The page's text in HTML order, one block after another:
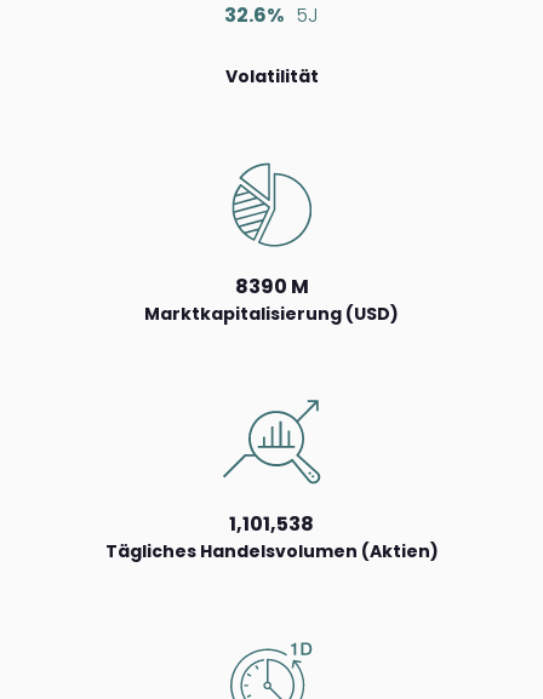
32.6% 5J
Volatilität
8390 M
Marktkapitalisierung (USD)
1,101,538
Tägliches Handelsvolumen (Aktien)